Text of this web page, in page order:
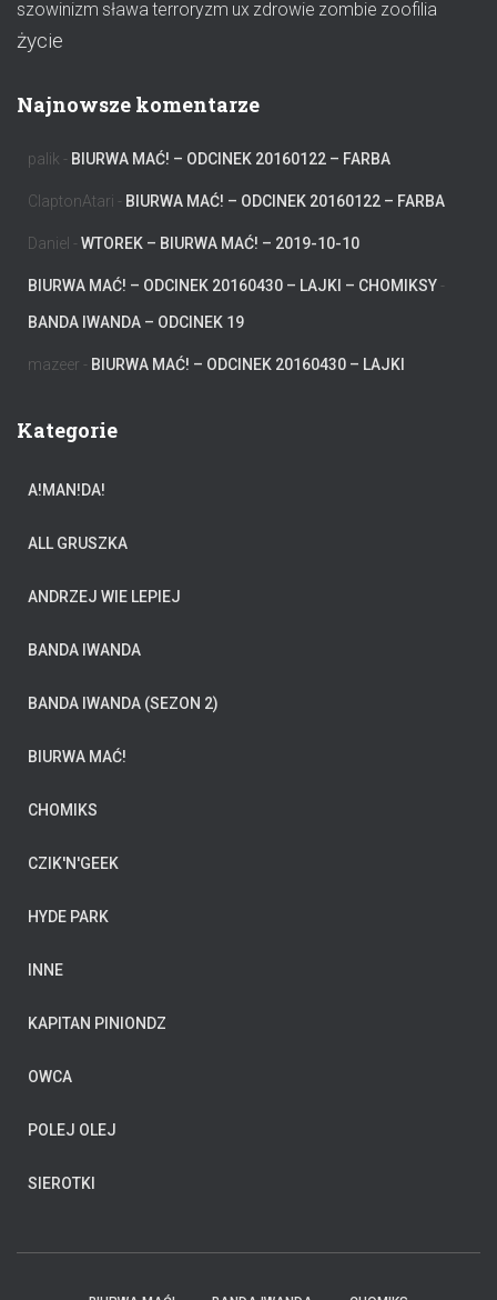
szowinizm sława terroryzm ux zdrowie zombie zoofilia
życie
Najnowsze komentarze
palik - BIURWA MAĆ! – ODCINEK 20160122 – FARBA
ClaptonAtari - BIURWA MAĆ! – ODCINEK 20160122 – FARBA
Daniel - WTOREK – BIURWA MAĆ! – 2019-10-10
BIURWA MAĆ! – ODCINEK 20160430 – LAJKI – CHOMIKSY -
BANDA IWANDA – ODCINEK 19
mazeer - BIURWA MAĆ! – ODCINEK 20160430 – LAJKI
Kategorie
A!MAN!DA!
ALL GRUSZKA
ANDRZEJ WIE LEPIEJ
BANDA IWANDA
BANDA IWANDA (SEZON 2)
BIURWA MAĆ!
CHOMIKS
CZIK'N'GEEK
HYDE PARK
INNE
KAPITAN PINIONDZ
OWCA
POLEJ OLEJ
SIEROTKI